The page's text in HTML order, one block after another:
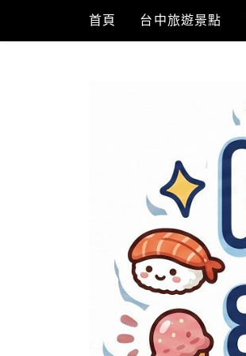
content
首頁 台中旅遊景點